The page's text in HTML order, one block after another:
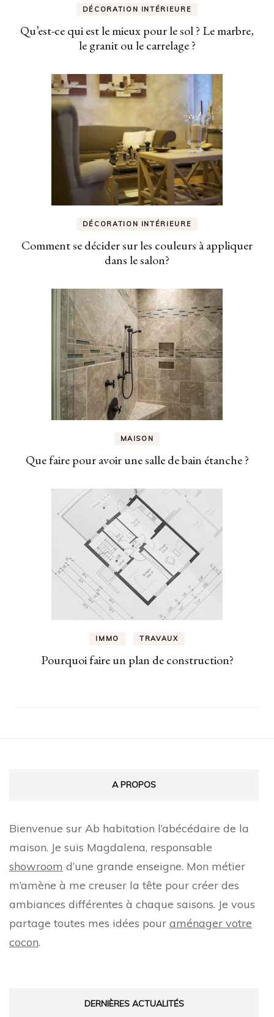
DÉCORATION INTÉRIEURE
Qu’est-ce qui est le mieux pour le sol ? Le marbre,
le granit ou le carrelage ?
DÉCORATION INTÉRIEURE
Comment se décider sur les couleurs à appliquer
dans le salon?
MAISON
Que faire pour avoir une salle de bain étanche ?
IMMO TRAVAUX
Pourquoi faire un plan de construction?
A PROPOS
Bienvenue sur Ab habitation l’abécédaire de la
maison. Je suis Magdalena, responsable
showroom d’une grande enseigne. Mon métier
m’amène à me creuser la tête pour créer des
ambiances différentes à chaque saisons. Je vous
partage toutes mes idées pour aménager votre
cocon.
DERNIÈRES ACTUALITÉS